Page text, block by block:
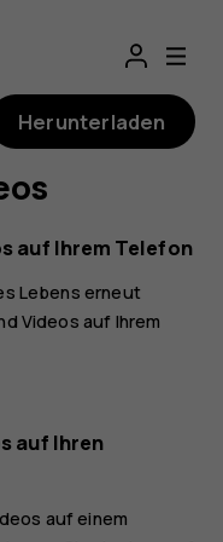
Herunterladen
auf Ihrem Telefon
Lebens erneut
Videos auf Ihrem
auf Ihren
auf einem